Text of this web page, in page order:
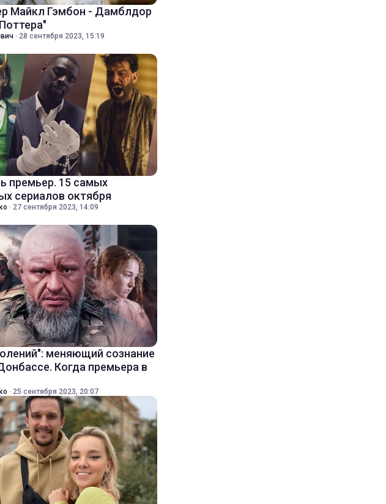
Майкл Гэмбон - Дамблдор
· 28 сентября 2023, 15:19
премьер. 15 самых
сериалов октября
· 27 сентября 2023, 14:09
меняющий сознание
Когда премьера в
· 25 сентября 2023, 20:07